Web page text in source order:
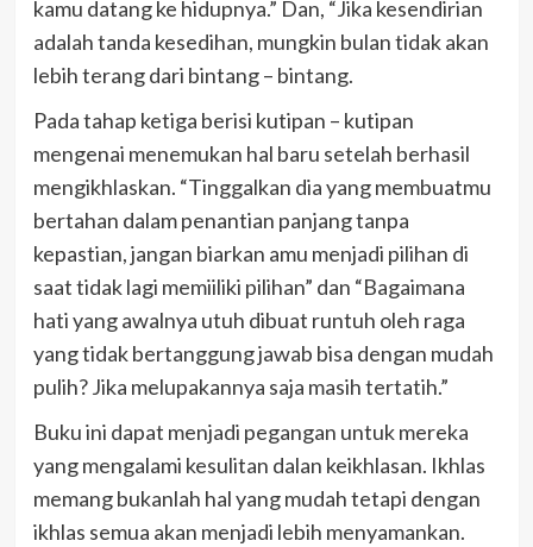
kamu datang ke hidupnya.” Dan, “Jika kesendirian
adalah tanda kesedihan, mungkin bulan tidak akan
lebih terang dari bintang – bintang.
Pada tahap ketiga berisi kutipan – kutipan
mengenai menemukan hal baru setelah berhasil
mengikhlaskan. “Tinggalkan dia yang membuatmu
bertahan dalam penantian panjang tanpa
kepastian, jangan biarkan amu menjadi pilihan di
saat tidak lagi memiiliki pilihan” dan “Bagaimana
hati yang awalnya utuh dibuat runtuh oleh raga
yang tidak bertanggung jawab bisa dengan mudah
pulih? Jika melupakannya saja masih tertatih.”
Buku ini dapat menjadi pegangan untuk mereka
yang mengalami kesulitan dalan keikhlasan. Ikhlas
memang bukanlah hal yang mudah tetapi dengan
ikhlas semua akan menjadi lebih menyamankan.